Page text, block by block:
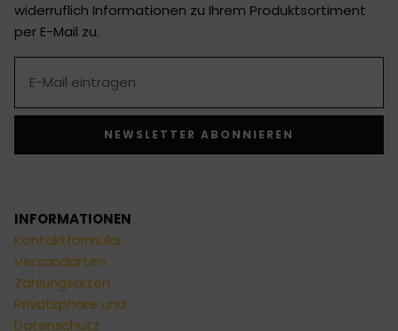
widerruflich Informationen zu Ihrem Produktsortiment
per E-Mail zu.
NEWSLETTER ABONNIEREN
INFORMATIONEN
Kontaktformular
Versandarten
Zahlungsarten
Privatsphäre und
Datenschutz